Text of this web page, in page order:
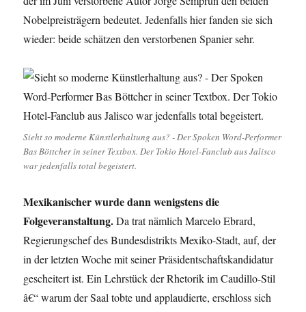
Nobelpreisträgern bedeutet. Jedenfalls hier fanden sie sich
wieder: beide schätzen den verstorbenen Spanier sehr.
Sieht so moderne Künstlerhaltung aus? - Der Spoken Word-Performer
Bas Böttcher in seiner Textbox. Der Tokio Hotel-Fanclub aus Jalisco
war jedenfalls total begeistert.
Mexikanischer wurde dann wenigstens die
Folgeveranstaltung.Da trat nämlich Marcelo Ebrard,
Regierungschef des Bundesdistrikts Mexiko-Stadt, auf, der
in der letzten Woche mit seiner Präsidentschaftskandidatur
gescheitert ist. Ein Lehrstück der Rhetorik im Caudillo-Stil
â€“ warum der Saal tobte und applaudierte, erschloss sich